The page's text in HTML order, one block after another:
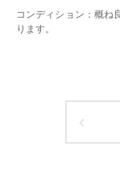
コンディション：概ね
ります。